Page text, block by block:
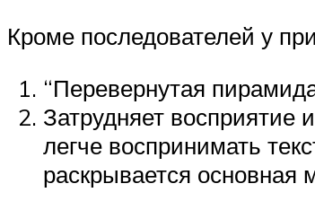
Кроме последователей у
“Перевернутая
Затрудняет
легче воспринимать
раскрывается основная